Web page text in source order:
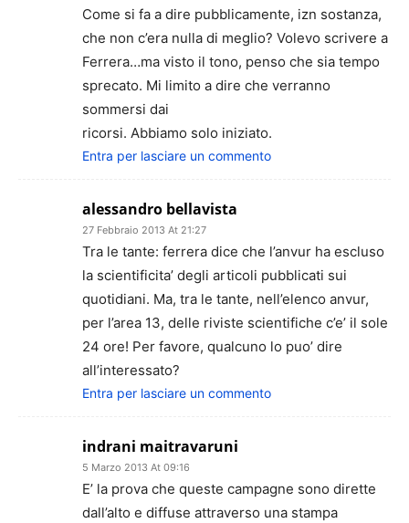
Come si fa a dire pubblicamente, izn sostanza,
che non c’era nulla di meglio? Volevo scrivere a
Ferrera…ma visto il tono, penso che sia tempo
sprecato. Mi limito a dire che verranno
sommersi dai
ricorsi. Abbiamo solo iniziato.
Entra per lasciare un commento
alessandro bellavista
27 Febbraio 2013 At 21:27
Tra le tante: ferrera dice che l’anvur ha escluso
la scientificita’ degli articoli pubblicati sui
quotidiani. Ma, tra le tante, nell’elenco anvur,
per l’area 13, delle riviste scientifiche c’e’ il sole
24 ore! Per favore, qualcuno lo puo’ dire
all’interessato?
Entra per lasciare un commento
indrani maitravaruni
5 Marzo 2013 At 09:16
E’ la prova che queste campagne sono dirette
dall’alto e diffuse attraverso una stampa